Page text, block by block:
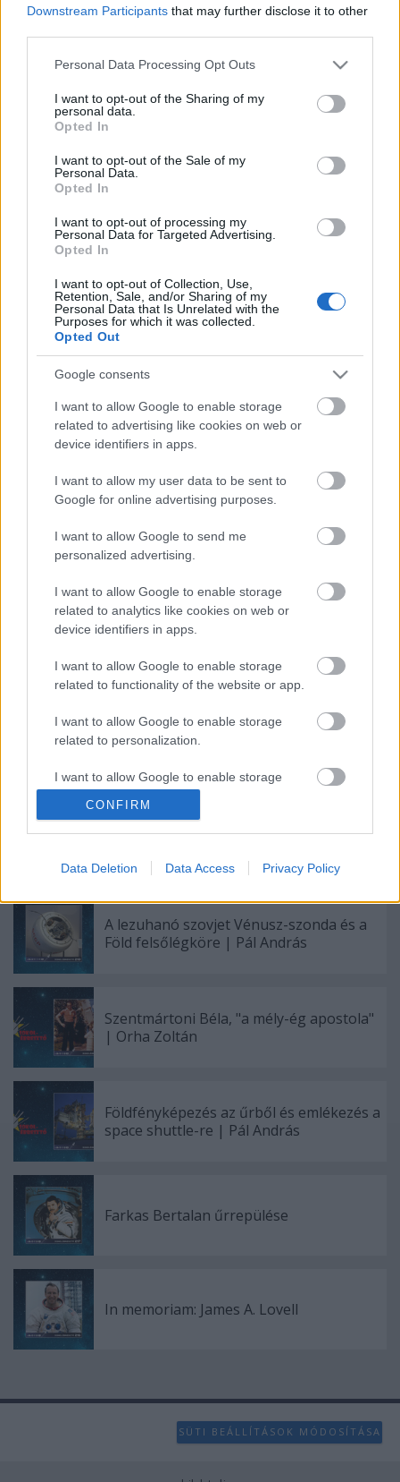
Downstream Participants that may further disclose it to other
Please note that this website/app uses one or more Google
not limited to your visit or usage behaviour. You may click to
grant or deny consent to Google and its third-party tags to
use your data for below specified purposes in below Google
consent section.
Personal Data Processing Opt Outs
I want to opt-out of the Sharing of my
personal data.
Opted In
I want to opt-out of the Sale of my
Personal Data.
Opted In
I want to opt-out of processing my
Personal Data for Targeted Advertising.
Opted In
I want to opt-out of Collection, Use,
Retention, Sale, and/or Sharing of my
Personal Data that Is Unrelated with the
Purposes for which it was collected.
Opted Out
Google consents
I want to allow Google to enable storage
related to advertising like cookies on web or
device identifiers in apps.
I want to allow my user data to be sent to
Google for online advertising purposes.
I want to allow Google to send me
personalized advertising.
I want to allow Google to enable storage
related to analytics like cookies on web or
device identifiers in apps.
I want to allow Google to enable storage
related to functionality of the website or app.
I want to allow Google to enable storage
related to personalization.
I want to allow Google to enable storage
related to security, including authentication
user protection.
CONFIRM
Data Deletion Data Access Privacy Policy
Hallgasd műsorainkat többek között
Apple Podcasts-en és Spotify-on! Ha pedig
premier előtt szeretnél hozzáférni az
epizódokhoz, támogass minket a Patreonon!
Kattints, és válassz platformot!
András Sokolébresztő
Ajánlott bejegyzések:
A lezuhanó szovjet Vénusz-szonda és a
Föld felsőlégköre | Pál András
Szentmártoni Béla, "a mély-ég apostola"
| Orha Zoltán
Földfényképezés az űrből és emlékezés a
space shuttle-re | Pál András
Farkas Bertalan űrrepülése
In memoriam: James A. Lovell
SÜTI BEÁLLÍTÁSOK MÓDOSÍTÁSA